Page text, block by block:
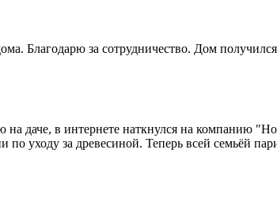
Благодарю за сотрудничество. Дом
на даче, в интернете наткнулся на компанию
по уходу за древесиной. Теперь всей семьёй